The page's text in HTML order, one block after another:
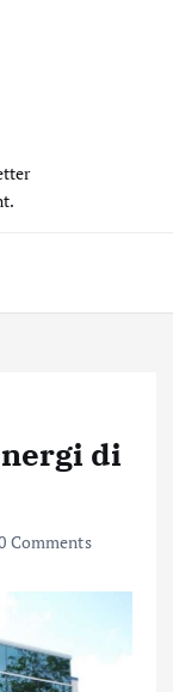
di
Comments